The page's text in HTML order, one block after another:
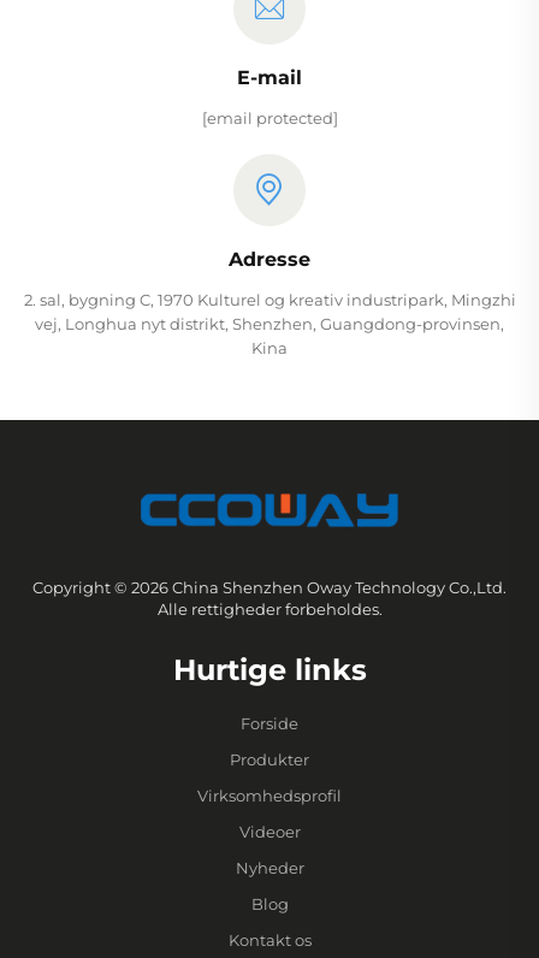
E-mail
[email protected]
Adresse
2. sal, bygning C, 1970 Kulturel og kreativ industripark, Mingzhi
vej, Longhua nyt distrikt, Shenzhen, Guangdong-provinsen,
Kina
Copyright © 2026 China Shenzhen Oway Technology Co.,Ltd.
Alle rettigheder forbeholdes.
Hurtige links
Forside
Produkter
Virksomhedsprofil
Videoer
Nyheder
Blog
Kontakt os